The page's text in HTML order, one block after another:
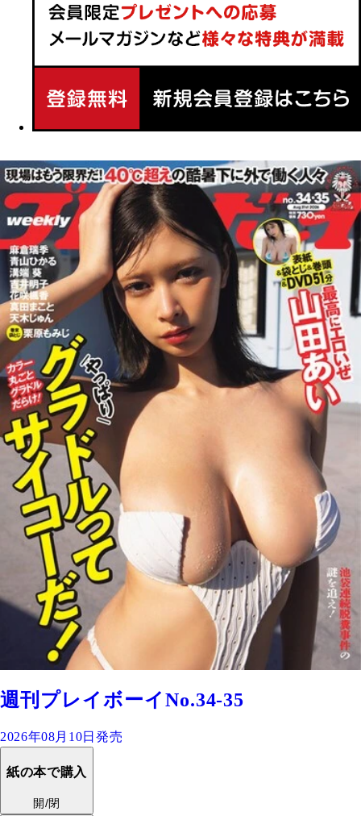
週刊プレイボーイNo.34-35
2026年08月10日発売
紙の本で購入
開/閉